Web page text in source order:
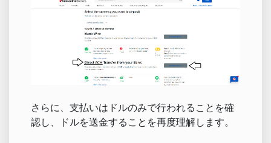
さらに、支払いはドルのみで行われることを確
認し、ドルを送金することを再度理解します。